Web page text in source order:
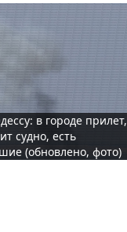
в городе прилет,
судно, есть
(обновлено, фото)